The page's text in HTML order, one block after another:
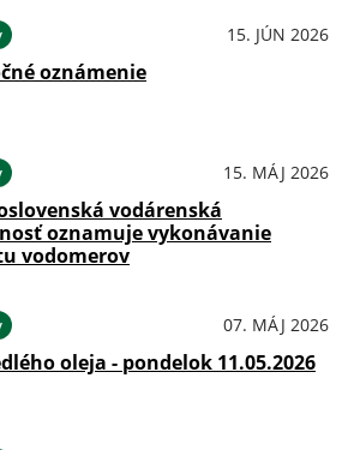
15. JÚN 2026
oznámenie
15. MÁJ 2026
vodárenská
oznamuje vykonávanie
vodomerov
07. MÁJ 2026
oleja - pondelok 11.05.2026